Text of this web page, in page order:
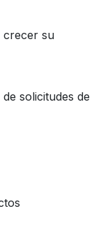
crecer su
solicitudes de